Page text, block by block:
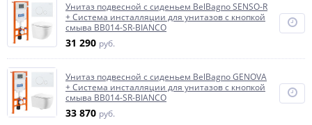
Унитаз подвесной с сиденьем BelBagno SENSO-R
+ Система инсталляции для унитазов с кнопкой
смыва BB014-SR-BIANCO
31 290 руб.
Унитаз подвесной с сиденьем BelBagno GENOVA
+ Система инсталляции для унитазов с кнопкой
смыва BB014-SR-BIANCO
33 870 руб.